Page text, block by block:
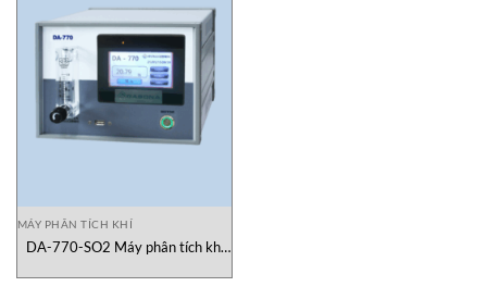
MÁY PHÂN TÍCH KHÍ
DA-770-SO2 Máy phân tích khí